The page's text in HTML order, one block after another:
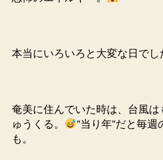
本当にいろいろと大変な日でし
奄美に住んでいた時は、台風は
ゅうくる。
”当り年”だと毎
も。